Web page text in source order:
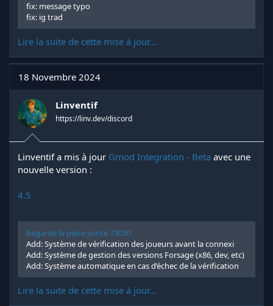
fix: message typo
fix: ig trad
Lire la suite de cette mise à jour...
18 Novembre 2024
Linventif
https://linv.dev/discord
Linventif a mis à jour Gmod Integration - Beta avec une
nouvelle version :
4.5
Regarde la pièce jointe 73050
Add: Système de vérification des joueurs avant la connexi
Add: Système de gestion des versions Forsage (x86, dev, etc)
Add: Système automatique en cas d’échec de la vérification
Lire la suite de cette mise à jour...